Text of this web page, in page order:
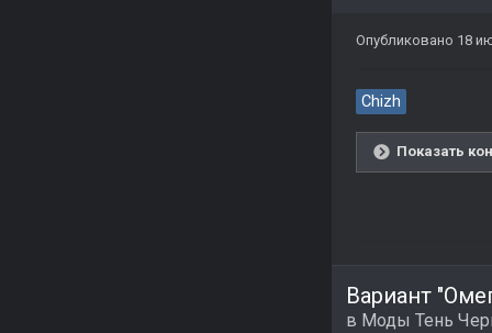
Опубликовано 18
Chizh
Показать
Вариант
в Моды Тень